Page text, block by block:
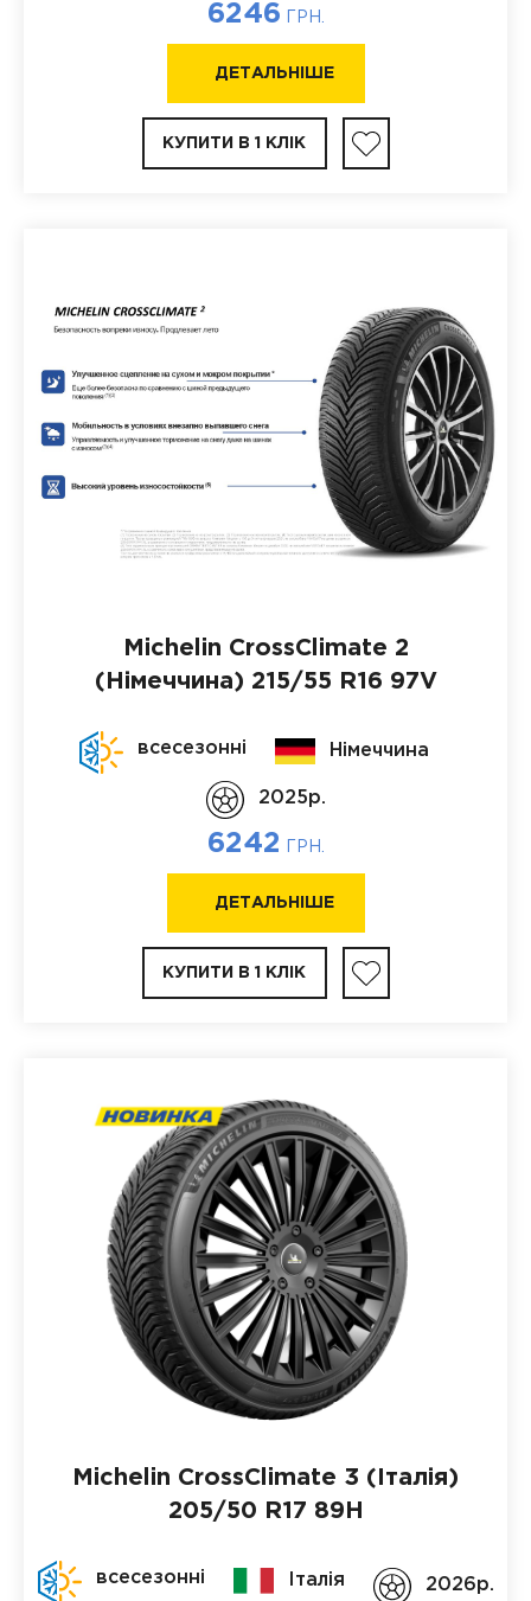
6246 ГРН.
ДЕТАЛЬНІШЕ
КУПИТИ В 1 КЛІК
Michelin CrossClimate 2
(Німеччина) 215/55 R16 97V
всесезонні Німеччина
2025p.
6242 ГРН.
ДЕТАЛЬНІШЕ
КУПИТИ В 1 КЛІК
Michelin CrossClimate 3 (Італія)
205/50 R17 89H
всесезонні Італія 2026p.